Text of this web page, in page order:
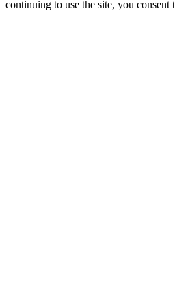
continuing to use the site, you consent